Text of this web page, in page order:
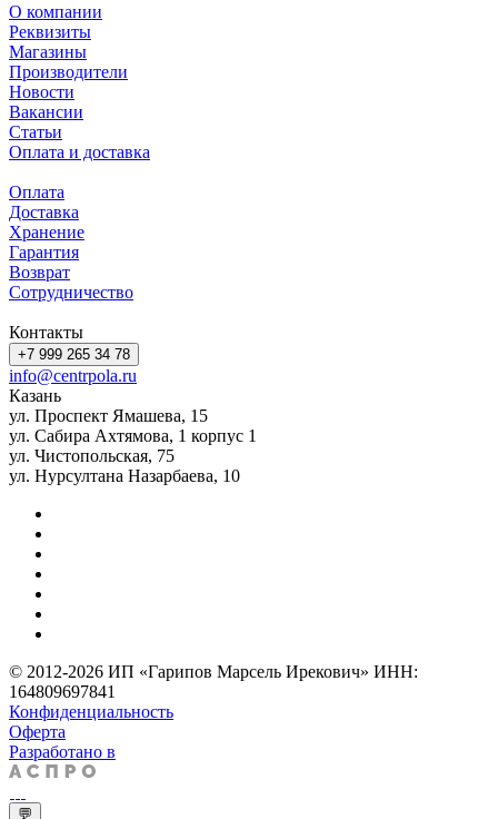
О компании
Реквизиты
Магазины
Производители
Новости
Вакансии
Статьи
Оплата и доставка
Оплата
Доставка
Хранение
Гарантия
Возврат
Сотрудничество
Контакты
+7 999 265 34 78
info@centrpola.ru
Казань
ул. Проспект Ямашева, 15
ул. Сабира Ахтямова, 1 корпус 1
ул. Чистопольская, 75
ул. Нурсултана Назарбаева, 10
© 2012-2026 ИП «Гарипов Марсель Ирекович» ИНН:
164809697841
Конфиденциальность
Оферта
Разработано в
💬